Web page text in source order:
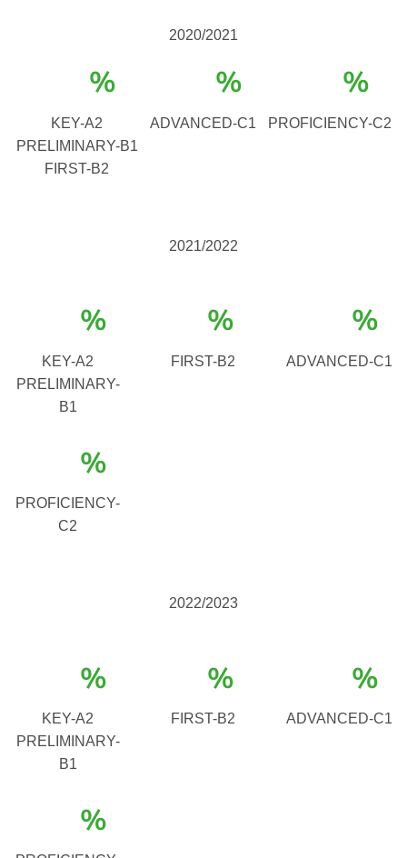
2020/2021
%
KEY-A2
PRELIMINARY-B1
FIRST-B2
%
ADVANCED-C1
%
PROFICIENCY-C2
2021/2022
%
KEY-A2
PRELIMINARY-
B1
%
FIRST-B2
%
ADVANCED-C1
%
PROFICIENCY-
C2
2022/2023
%
KEY-A2
PRELIMINARY-
B1
%
FIRST-B2
%
ADVANCED-C1
%